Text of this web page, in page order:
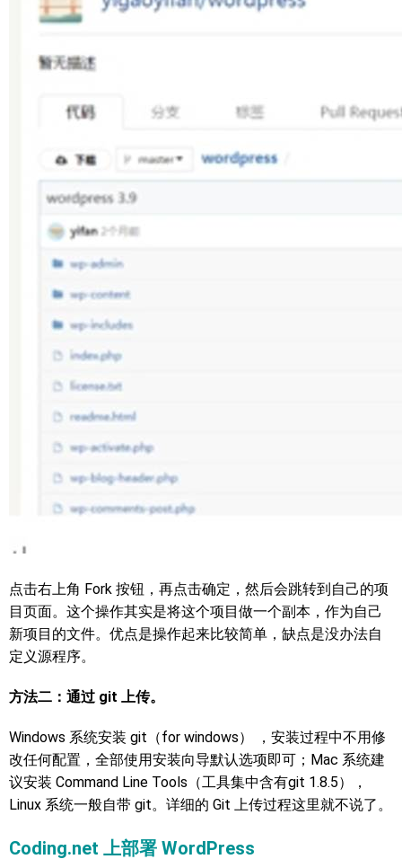
点击右上角 Fork 按钮，再点击确定，然后会跳转到自己的项
目页面。这个操作其实是将这个项目做一个副本，作为自己
新项目的文件。优点是操作起来比较简单，缺点是没办法自
定义源程序。
方法二：通过 git 上传。
Windows 系统安装 git（for windows） ，安装过程中不用修
改任何配置，全部使用安装向导默认选项即可；Mac 系统建
议安装 Command Line Tools（工具集中含有git 1.8.5），
Linux 系统一般自带 git。详细的 Git 上传过程这里就不说了。
Coding.net 上部署 WordPress